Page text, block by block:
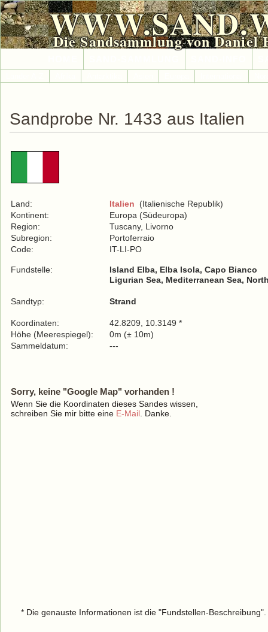
Die Sandsammlung von Daniel
Sandprobe Nr. 1433 aus Italien
Land: Italien (Italienische Republik)
Kontinent:
Europa (Südeuropa)
Region:
Tuscany, Livorno
Subregion:
Portoferraio
Code:
IT-LI-PO
Fundstelle:
Island Elba, Elba Isola, Capo Bianco
Ligurian Sea, Mediterranean Sea,
Sandtyp: Strand
Koordinaten:
42.8209, 10.3149 *
Höhe (Meerespiegel):
0m (± 10m)
Sammeldatum:
---
Sorry, keine "Google Map" vorhanden !
Wenn Sie die Koordinaten dieses Sandes wissen,
schreiben Sie mir bitte eine E-Mail . Danke.
* Die genauste Informationen ist die "Fundstellen-